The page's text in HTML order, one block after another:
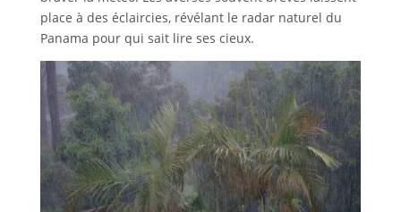
place à des éclaircies, révélant le radar naturel du
Panama pour qui sait lire ses cieux.